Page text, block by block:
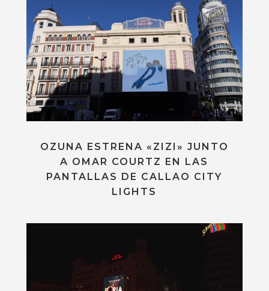
OZUNA ESTRENA «ZIZI» JUNTO
A OMAR COURTZ EN LAS
PANTALLAS DE CALLAO CITY
LIGHTS